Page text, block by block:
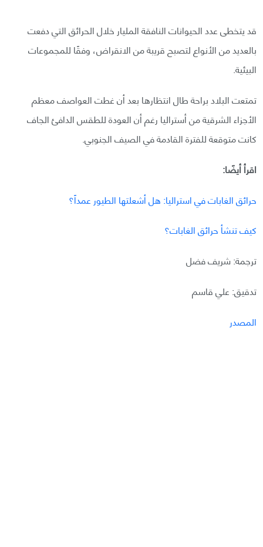
قد يتخطى عدد الحيوانات النافقة المليار خلال الحرائق التي دفعت
بالعديد من الأنواع لتصبح قريبة من الانقراض، وفقًا للمجموعات
البيئية.
تمتعت البلاد براحة طال انتظارها بعد أن غطت العواصف معظم
الأجزاء الشرقية من أستراليا رغم أن العودة للطقس الدافئ الجاف
كانت متوقعة للفترة القادمة في الصيف الجنوبي.
اقرأ أيضًا:
حرائق الغابات في استراليا: هل أشعلتها الطيور عمداً؟
كيف تنشأ حرائق الغابات؟
ترجمة: شريف فضل
تدقيق: علي قاسم
المصدر